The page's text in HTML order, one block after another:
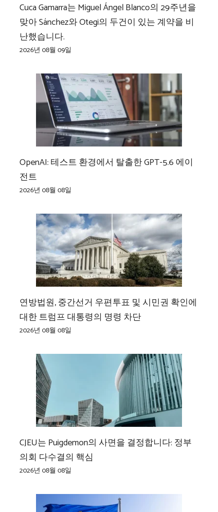
Cuca Gamarra는 Miguel Ángel Blanco의 29주년을
맞아 Sánchez와 Otegi의 두건이 있는 계약을 비
난했습니다.
2026년 08월 09일
OpenAI: 테스트 환경에서 탈출한 GPT-5.6 에이
전트
2026년 08월 08일
연방법원, 중간선거 우편투표 및 시민권 확인에
대한 트럼프 대통령의 명령 차단
2026년 08월 08일
CJEU는 Puigdemon의 사면을 결정합니다: 정부
의회 다수결의 핵심
2026년 08월 08일